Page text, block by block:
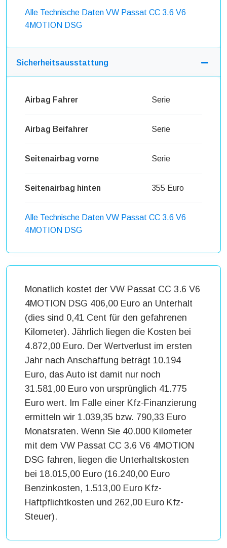
Alle Technische Daten VW Passat CC 3.6 V6
4MOTION DSG
Sicherheitsausstattung
Airbag Fahrer Serie
Airbag Beifahrer Serie
Seitenairbag vorne Serie
Seitenairbag hinten 355 Euro
Alle Technische Daten VW Passat CC 3.6 V6
4MOTION DSG
Monatlich kostet der VW Passat CC 3.6 V6
4MOTION DSG 406,00 Euro an Unterhalt
(dies sind 0,41 Cent für den gefahrenen
Kilometer). Jährlich liegen die Kosten bei
4.872,00 Euro. Der Wertverlust im ersten
Jahr nach Anschaffung beträgt 10.194
Euro, das Auto ist damit nur noch
31.581,00 Euro von ursprünglich 41.775
Euro wert. Im Falle einer Kfz-Finanzierung
ermitteln wir 1.039,35 bzw. 790,33 Euro
Monatsraten. Wenn Sie 40.000 Kilometer
mit dem VW Passat CC 3.6 V6 4MOTION
DSG fahren, liegen die Unterhaltskosten
bei 18.015,00 Euro (16.240,00 Euro
Benzinkosten, 1.513,00 Euro Kfz-
Haftpflichtkosten und 262,00 Euro Kfz-
Steuer).